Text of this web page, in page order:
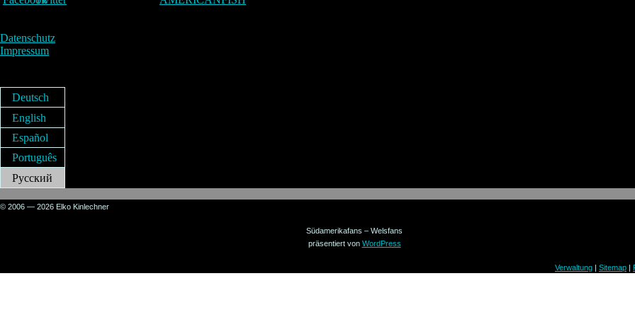
Datenschutz
Impressum
Deutsch
English
Español
Português
Русский
© 2006 — 2026 Elko Kinlechner
Südamerikafans – Welsfans
präsentiert von WordPress
Verwaltung | Sitemap |